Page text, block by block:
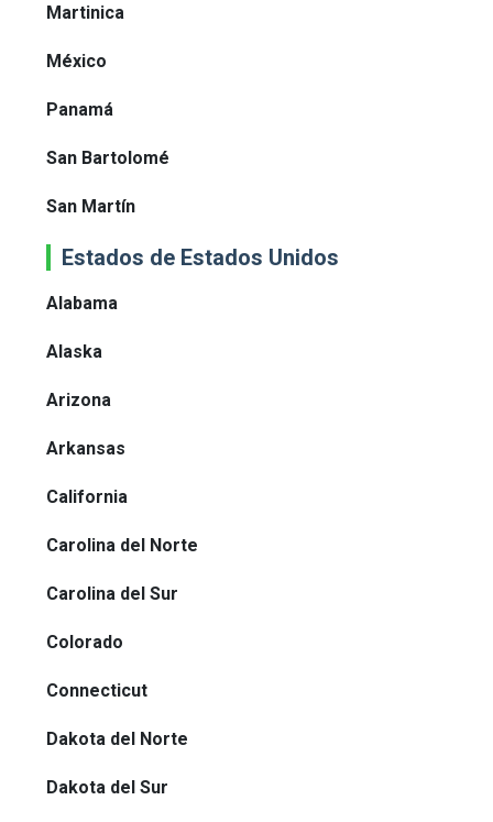
Martinica
México
Panamá
San Bartolomé
San Martín
Estados de Estados Unidos
Alabama
Alaska
Arizona
Arkansas
California
Carolina del Norte
Carolina del Sur
Colorado
Connecticut
Dakota del Norte
Dakota del Sur